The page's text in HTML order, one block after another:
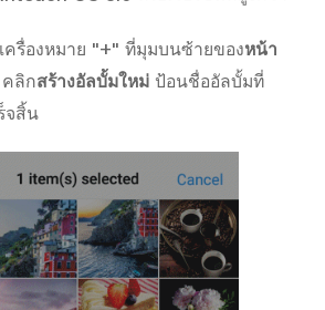
ครื่องหมาย "+" ที่มุมบนซ้ายของหน้า
คลิกสร้างอัลบั้มใหม่ ป้อนชื่ออัลบั้มที่
จสิ้น